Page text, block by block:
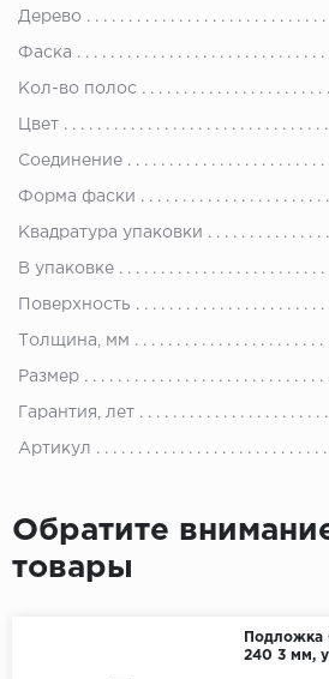
Дерево
Фаска
Кол-во полос
Цвет
Соединение
Форма фаски
Квадратура упаковки
В упаковке
Поверхность
Толщина, мм
Размер
Гарантия, лет
Артикул
Обратите
товары
Подложка
240 3 мм,